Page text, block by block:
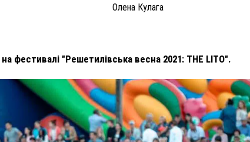
Олена Кулага
фестивалі "Решетилівська весна 2021: THE LITO".